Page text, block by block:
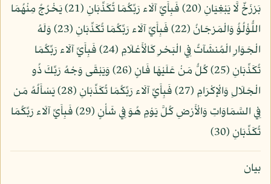
بَرْزَخٌ لَّا يَبْغِيَانِ (20) فَبِأَيِّ آلَاء رَبِّكُمَا تُكَذِّبَانِ (21) يَخْرُجُ مِنْهُمَا
اللُّؤْلُؤُ وَالْمَرْجَانُ (22) فَبِأَيِّ آلَاء رَبِّكُمَا تُكَذِّبَانِ (23) وَلَهُ
الْجَوَارِ الْمُنشَآتُ فِي الْبَحْرِ كَالْأَعْلَامِ (24) فَبِأَيِّ آلَاء رَبِّكُمَا
تُكَذِّبَانِ (25) كُلُّ مَنْ عَلَيْهَا فَانٍ (26) وَيَبْقَى وَجْهُ رَبِّكَ ذُو
الْجَلَالِ وَالْإِكْرَامِ (27) فَبِأَيِّ آلَاء رَبِّكُمَا تُكَذِّبَانِ (28) يَسْأَلُهُ مَن
فِي السَّمَاوَاتِ وَالْأَرْضِ كُلَّ يَوْمٍ هُوَ فِي شَأْنٍ (29) فَبِأَيِّ آلَاء رَبِّكُمَا
تُكَذِّبَانِ (30)
بيان